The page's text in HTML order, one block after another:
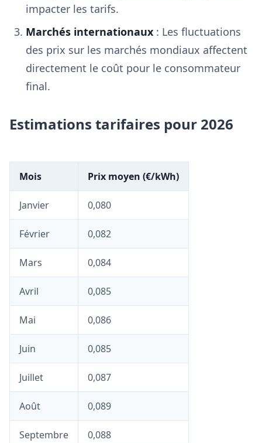
impacter les tarifs.
Marchés internationaux : Les fluctuations
des prix sur les marchés mondiaux affectent
directement le coût pour le consommateur
final.
Estimations tarifaires pour 2026
Mois Prix moyen (€/kWh)
Janvier 0,080
Février 0,082
Mars 0,084
Avril 0,085
Mai 0,086
Juin 0,085
Juillet 0,087
Août 0,089
Septembre 0,088